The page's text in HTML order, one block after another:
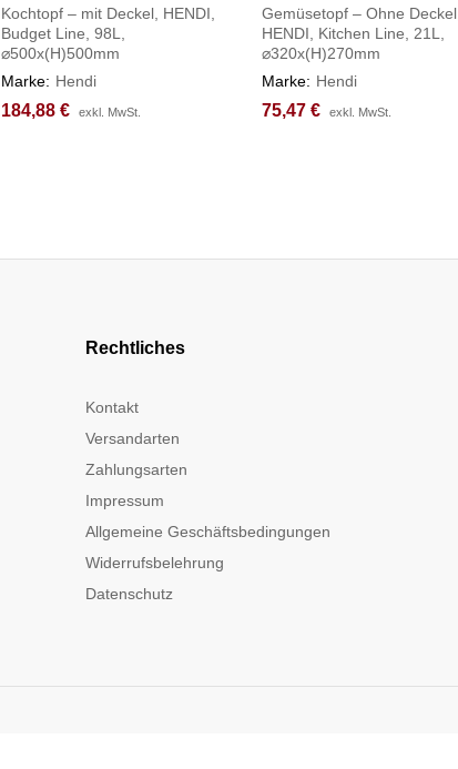
Kochtopf – mit Deckel, HENDI,
Budget Line, 98L,
⌀500x(H)500mm
Marke: Hendi
184,88 € exkl. MwSt.
184,88 € exkl. MwSt.
Gemüsetopf – Ohne Deckel,
HENDI, Kitchen Line, 21L,
⌀320x(H)270mm
Marke: Hendi
75,47 € exkl. MwSt.
75,47 € exkl. MwSt.
Rechtliches
Kontakt
Versandarten
Zahlungsarten
Impressum
Allgemeine Geschäftsbedingungen
Widerrufsbelehrung
Datenschutz